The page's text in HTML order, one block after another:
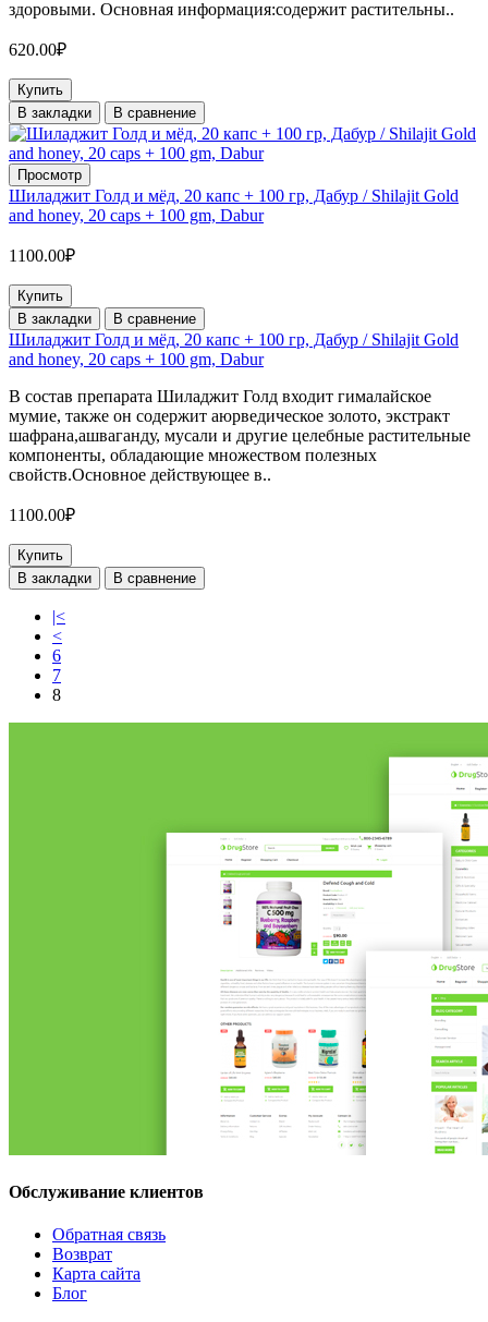
здоровыми. Основная информация:содержит растительны..
620.00₽
Купить
В закладки
В сравнение
Просмотр
Шиладжит Голд и мёд, 20 капс + 100 гр, Дабур / Shilajit Gold
and honey, 20 caps + 100 gm, Dabur
1100.00₽
Купить
В закладки
В сравнение
Шиладжит Голд и мёд, 20 капс + 100 гр, Дабур / Shilajit Gold
and honey, 20 caps + 100 gm, Dabur
В состав препарата Шиладжит Голд входит гималайское
мумие, также он содержит аюрведическое золото, экстракт
шафрана,ашваганду, мусали и другие целебные растительные
компоненты, обладающие множеством полезных
свойств.Основное действующее в..
1100.00₽
Купить
В закладки
В сравнение
|<
<
6
7
8
Обслуживание клиентов
Обратная связь
Возврат
Карта сайта
Блог